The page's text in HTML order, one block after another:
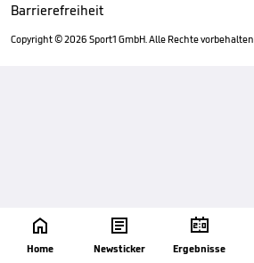

Home

Newsticker

Ergebnisse
Barrierefreiheit
Copyright ©2026 Sport1 GmbH. Alle Rechte vorbehalten.